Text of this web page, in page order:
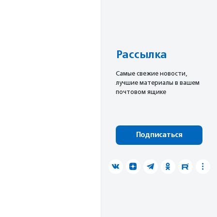
Рассылка
Cамые свежие новости,
лучшие материалы в вашем
почтовом ящике
Подписаться